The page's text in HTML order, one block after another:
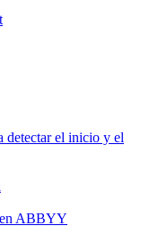
detectar el inicio y el
en ABBYY